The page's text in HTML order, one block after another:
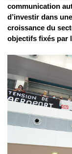
communication
d’investir dans
croissance du
objectifs fixés par